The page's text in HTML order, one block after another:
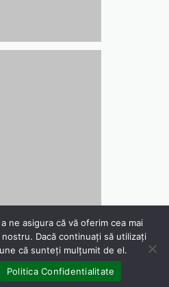
4US Consulting
ne asigura că vă oferim cea mai
Dacă continuați să utilizați
că sunteți mulțumit de el.
Politica Confidentialitate